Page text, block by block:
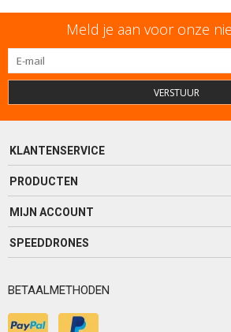
Meld je aan voor onze
VERSTUUR
KLANTENSERVICE
PRODUCTEN
MIJN ACCOUNT
SPEEDDRONES
BETAALMETHODEN